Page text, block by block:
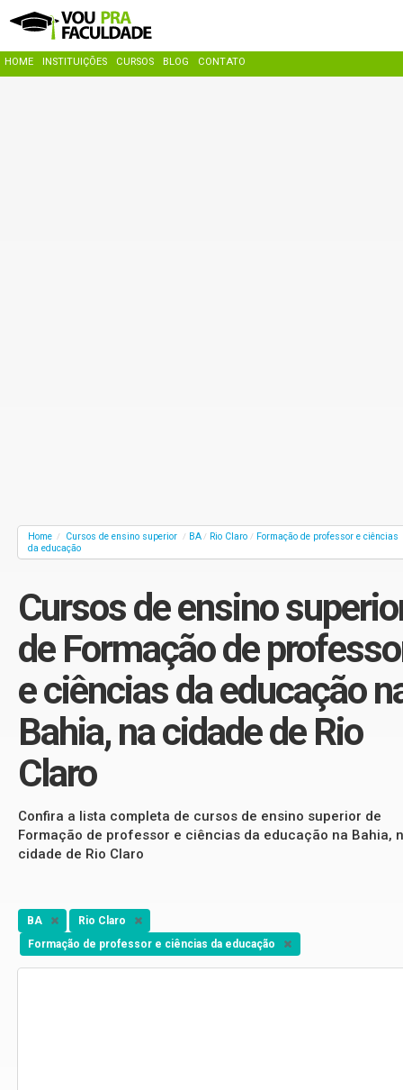
HOME INSTITUIÇÕES CURSOS BLOG CONTATO
Home / Cursos de ensino superior / BA / Rio Claro / Formação de professor e ciências
da educação
Cursos de ensino
de Formação de
e ciências da educação
Bahia, na cidade de Rio
Claro
Confira a lista completa de cursos de ensino superior de
Formação de professor e ciências da educação na Bahia,
cidade de Rio Claro
BA
Rio Claro
Formação de professor e ciências da educação